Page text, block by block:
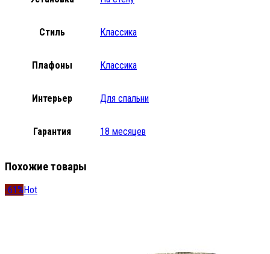
Стиль Классика
Плафоны Классика
Интерьер Для спальни
Гарантия 18 месяцев
Похожие товары
-61% Hot